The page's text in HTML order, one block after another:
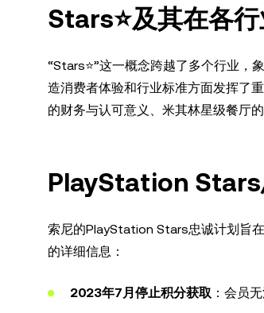
Stars⭐及其在各
“Stars⭐”这一概念跨越了多个行业，
造消费者体验和行业标准方面发挥了
的财务与认可意义、米其林星级餐厅
PlayStation Stars
索尼的PlayStation Stars忠诚计划旨
的详细信息：
2023年7月停止积分获取 ：会员